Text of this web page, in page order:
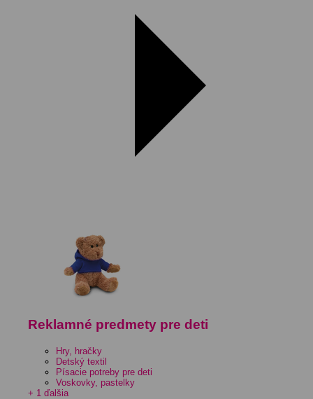
Reklamné predmety pre deti
Hry, hračky
Detský textil
Písacie potreby pre deti
Voskovky, pastelky
+ 1 ďalšia